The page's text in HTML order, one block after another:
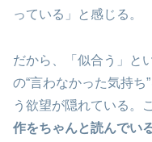
っている」と感じる。
だから、「似合う」と
の“言わなかった気持ち
う欲望が隠れている。
作をちゃんと読んでい